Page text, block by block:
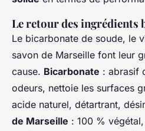
Le retour des ingrédients
Le bicarbonate de soude, le
savon de Marseille font leur
cause. Bicarbonate : abrasif
odeurs, nettoie les surfaces
acide naturel, détartrant,
de Marseille : 100 %